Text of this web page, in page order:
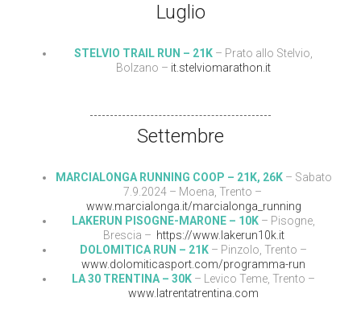
Luglio
STELVIO TRAIL RUN – 21K – Prato allo Stelvio,
Bolzano – it.stelviomarathon.it
Settembre
MARCIALONGA RUNNING COOP – 21K, 26K– Sabato
7.9.2024 – Moena, Trento –
www.marcialonga.it/marcialonga_running
LAKERUN PISOGNE-MARONE – 10K – Pisogne,
Brescia – https://www.lakerun10k.it
DOLOMITICA RUN – 21K – Pinzolo, Trento –
www.dolomiticasport.com/programma-run
LA 30 TRENTINA – 30K – Levico Teme, Trento –
www.latrentatrentina.com